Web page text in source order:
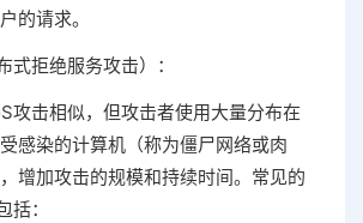
的请求。
式拒绝服务攻击）：
攻击相似，但攻击者使用大量分布在
感染的计算机（称为僵尸网络或肉
增加攻击的规模和持续时间。常见的
：